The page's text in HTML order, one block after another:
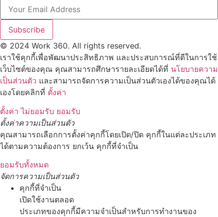
Subscribe
© 2024 Work 360. All rights reserved.
เราใช้คุกกี้เพื่อพัฒนาประสิทธิภาพ และประสบการณ์ที่ดีในการใช้
เว็บไซต์ของคุณ คุณสามารถศึกษารายละเอียดได้ที่ นโยบายความ
เป็นส่วนตัว และสามารถจัดการความเป็นส่วนตัวเองได้ของคุณได้
เองโดยคลิกที่ ตั้งค่า
ตั้งค่า ไม่ยอมรับ ยอมรับ
ตั้งค่าความเป็นส่วนตัว
คุณสามารถเลือกการตั้งค่าคุกกี้โดยเปิด/ปิด คุกกี้ในแต่ละประเภท
ได้ตามความต้องการ ยกเว้น คุกกี้ที่จำเป็น
ยอมรับทั้งหมด
จัดการความเป็นส่วนตัว
คุกกี้ที่จำเป็น
เปิดใช้งานตลอด
ประเภทของคุกกี้มีความจำเป็นสำหรับการทำงานของ